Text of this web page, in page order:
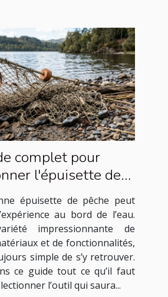
complet pour
l'épuisette de
pêche idéale
épuisette de pêche peut
au bord de l’eau.
impressionnante de
et de fonctionnalités,
simple de s’y retrouver.
ce guide tout ce qu’il faut
l’outil qui saura...